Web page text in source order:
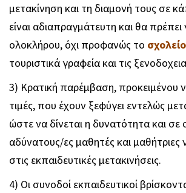
μετακίνηση και τη διαμονή τους σε
είναι αδιαπραγμάτευτη και θα πρέπει
ολοκλήρου, όχι προφανώς το σχολείο
τουριστικά γραφεία και τις
3) Κρατική παρέμβαση, προκειμένου
τιμές, που έχουν ξεφύγει εντελώς
ώστε να δίνεται η δυνατότητα και σε
αδύνατους/ες μαθητές και
στις εκπαιδευτικές μετακινήσεις.
4) Οι συνοδοί εκπαιδευτικοί